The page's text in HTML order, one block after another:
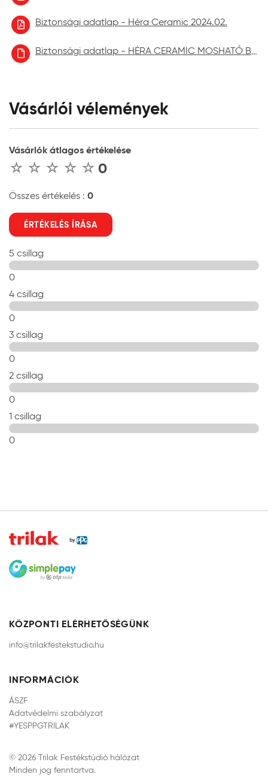
Biztonsági adatlap - Héra Ceramic 2024.02.
Biztonsági adatlap - HÉRA CERAMIC MOSHATÓ BELTÉRI FALFESTÉK aktuális
Vásárlói vélemények
Vásárlók átlagos értékelése
0
Összes értékelés : 0
ÉRTÉKELÉS ÍRÁSA
5 csillag
0
4 csillag
0
3 csillag
0
2 csillag
0
1 csillag
0
KÖZPONTI ELÉRHETŐSÉGÜNK
info@trilakfestekstudio.hu
INFORMÁCIÓK
ÁSZF
Adatvédelmi szabályzat
#YESPPGTRILAK
© 2026 Trilak Festékstúdió hálózat
Minden jog fenntartva.